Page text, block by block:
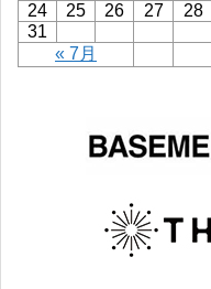
24
25 26 27 28
31
« 7月